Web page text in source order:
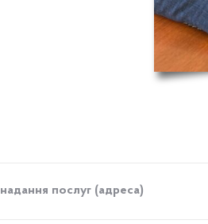
послуг (адреса)